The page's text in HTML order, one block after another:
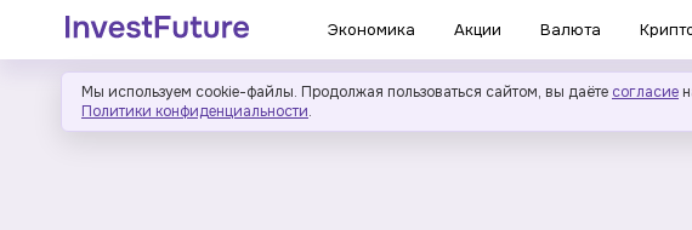
Экономика Акции Валюта
Мы используем cookie-файлы. Продолжая пользоваться сайтом, вы даёте согласие
Политики конфиденциальности.